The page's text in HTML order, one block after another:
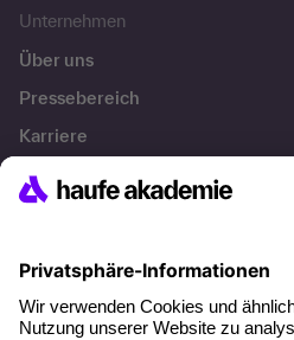
Unternehmen
Über uns
Pressebereich
Karriere
Referenzen
Über unser Angebot